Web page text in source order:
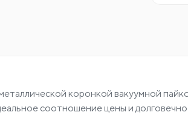
коронкой вакуумной
соотношение цены и